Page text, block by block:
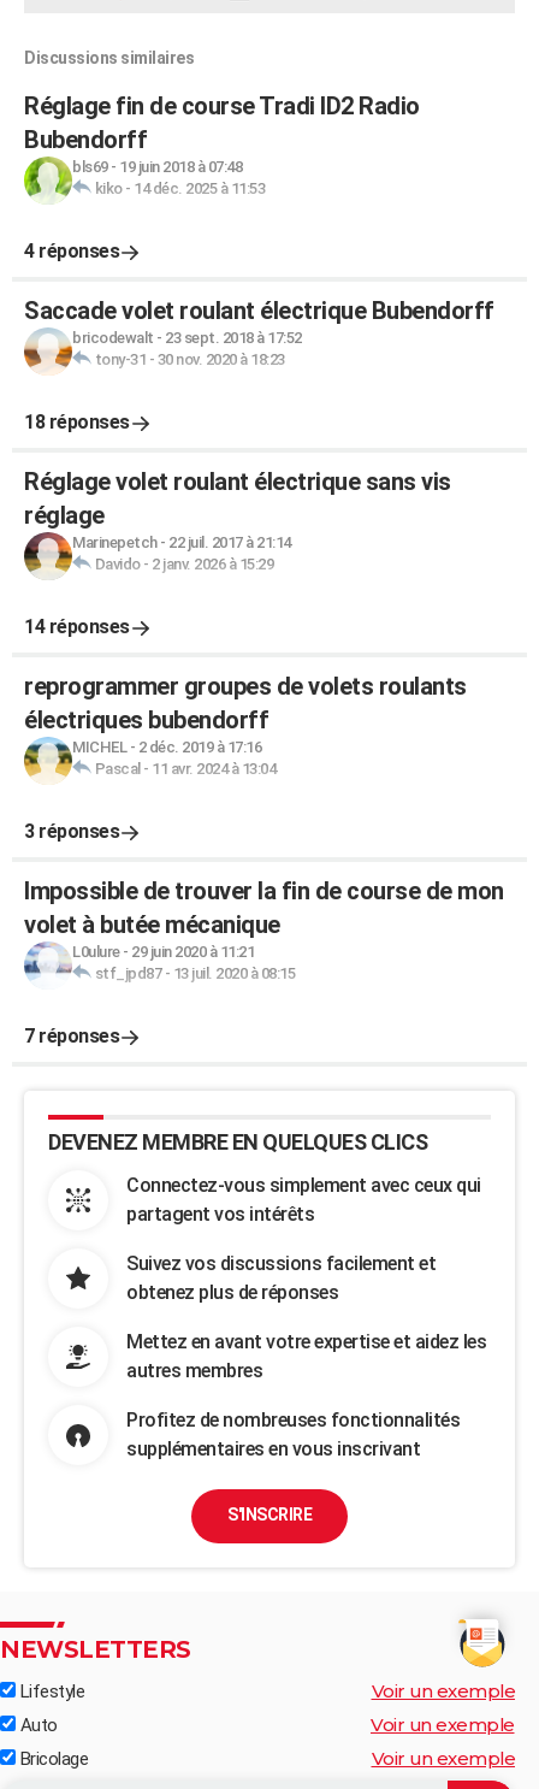
Discussions similaires
Réglage fin de course Tradi ID2 Radio
Bubendorff
bls69- 19 juin 2018 à 07:48
kiko- 14 déc. 2025 à 11:53
4 réponses
Saccade volet roulant électrique Bubendorff
bricodewalt - 23 sept. 2018 à 17:52
tony-31 - 30 nov. 2020 à 18:23
18 réponses
Réglage volet roulant électrique sans vis
réglage
Marinepetch- 22 juil. 2017 à 21:14
Davido- 2 janv. 2026 à 15:29
14 réponses
reprogrammer groupes de volets roulants
électriques bubendorff
MICHEL- 2 déc. 2019 à 17:16
Pascal - 11 avr. 2024 à 13:04
3 réponses
Impossible de trouver la fin de course de mon
volet à butée mécanique
L0ulure- 29 juin 2020 à 11:21
stf_jpd87- 13 juil. 2020 à 08:15
7 réponses
DEVENEZ MEMBRE EN QUELQUES CLICS
Connectez-vous simplement avec ceux qui
partagent vos intérêts
Suivez vos discussions facilement et
obtenez plus de réponses
Mettez en avant votre expertise et aidez les
autres membres
Profitez de nombreuses fonctionnalités
supplémentaires en vous inscrivant
S'INSCRIRE
NEWSLETTERS
Lifestyle Voir un exemple
Auto Voir un exemple
Bricolage Voir un exemple